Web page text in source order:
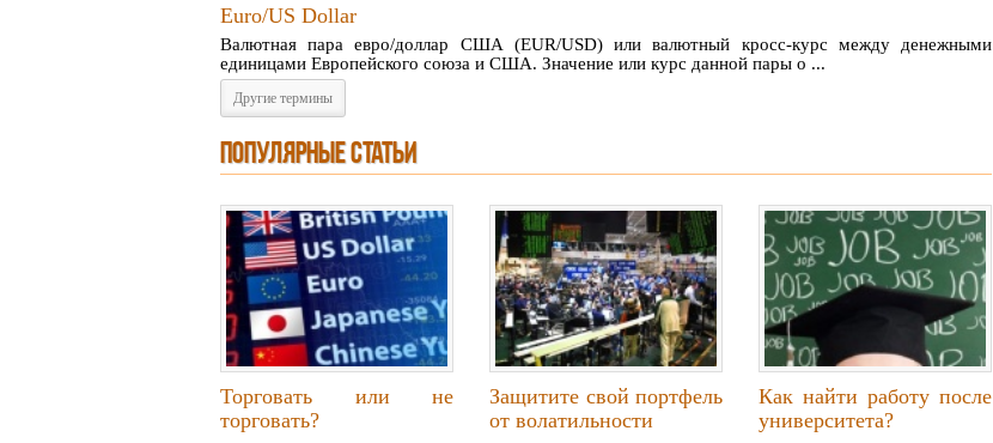
Euro/US Dollar
Валютная пара евро/доллар США (EUR/USD) или валютный кросс-курс между денежными
единицами Европейского союза и США. Значение или курс данной пары о ...
Другие термины
ПОПУЛЯРНЫЕ СТАТЬИ
Торговать или не
торговать?
Защитите свой портфель
от волатильности
Как найти работу после
университета?